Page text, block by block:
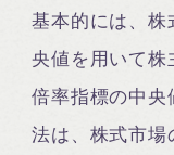
基本的には、株
央値を用いて株
倍率指標の中央
法は、株式市場